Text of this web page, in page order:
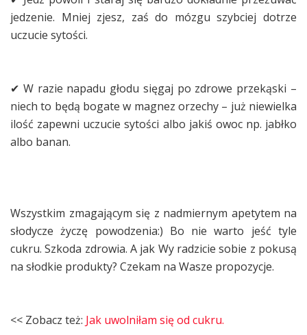
jedzenie. Mniej zjesz, zaś do mózgu szybciej dotrze
uczucie sytości.
✔ W razie napadu głodu sięgaj po zdrowe przekąski –
niech to będą bogate w magnez orzechy – już niewielka
ilość zapewni uczucie sytości albo jakiś owoc np. jabłko
albo banan.
Wszystkim zmagającym się z nadmiernym apetytem na
słodycze życzę powodzenia:) Bo nie warto jeść tyle
cukru. Szkoda zdrowia. A jak Wy radzicie sobie z pokusą
na słodkie produkty? Czekam na Wasze propozycje.
<< Zobacz też: Jak uwolniłam się od cukru.